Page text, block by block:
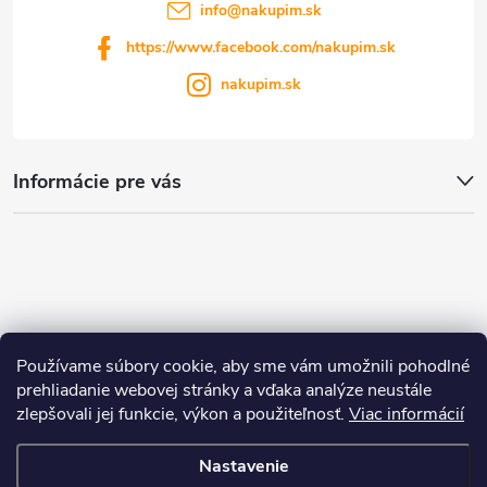
Používame súbory cookie, aby sme vám umožnili pohodlné
prehliadanie webovej stránky a vďaka analýze neustále
zlepšovali jej funkcie, výkon a použiteľnosť. Viac informácií
Nastavenie
Informácie pre vás
info@nakupim.sk
https://www.facebook.com/nakupim.sk
nakupim.sk